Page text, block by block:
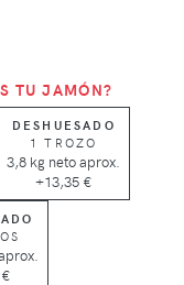
TU JAMÓN?
DESHUESADO
1 TROZO
3,8 kg neto aprox.
+13,35 €